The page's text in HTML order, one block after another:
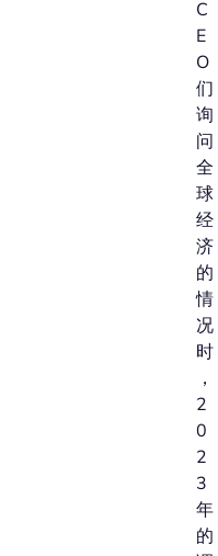
C
E
O
们
询
问
全
球
经
济
的
情
况
时
，
2
0
2
3
年
的